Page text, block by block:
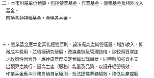
二、本市附屬單位預算，包括營業基金、作業基金、債務基金及特別收入
    基金。
三、營業基金應本企業化經營原則，設法提高產銷營運量，增加收入，抑
    減成本費用，並積極研究發展，改進產銷及管理技術，除較預算增加
    之政策性因素外，應達成年度法定預算盈餘目標。同時應加強資本支
    出預算之執行，提高生產（服務）能量及品質，以提升經營績效。
    作業基金應本財務自給自足原則，設法提高業務績效，降低生產或服